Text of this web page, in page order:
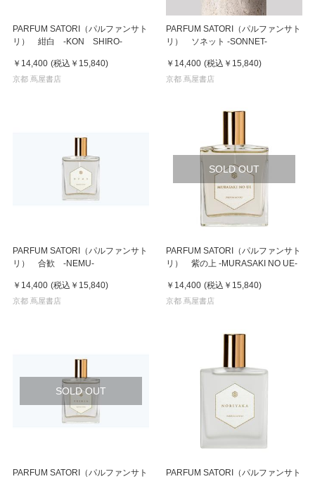
PARFUM SATORI（パルファンサト
リ） 紺白 -KON SHIRO-
￥14,400 (税込 ￥15,840)
京都 蔦屋書店
PARFUM SATORI（パルファンサト
リ） ソネット -SONNET-
￥14,400 (税込 ￥15,840)
京都 蔦屋書店
PARFUM SATORI（パルファンサト
リ） 合歓 -NEMU-
￥14,400 (税込 ￥15,840)
京都 蔦屋書店
SOLD OUT
PARFUM SATORI（パルファンサト
リ） 紫の上 -MURASAKI NO UE-
￥14,400 (税込 ￥15,840)
京都 蔦屋書店
SOLD OUT
PARFUM SATORI（パルファンサト
PARFUM SATORI（パルファンサト